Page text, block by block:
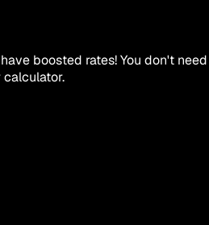
boosted rates! You don't need